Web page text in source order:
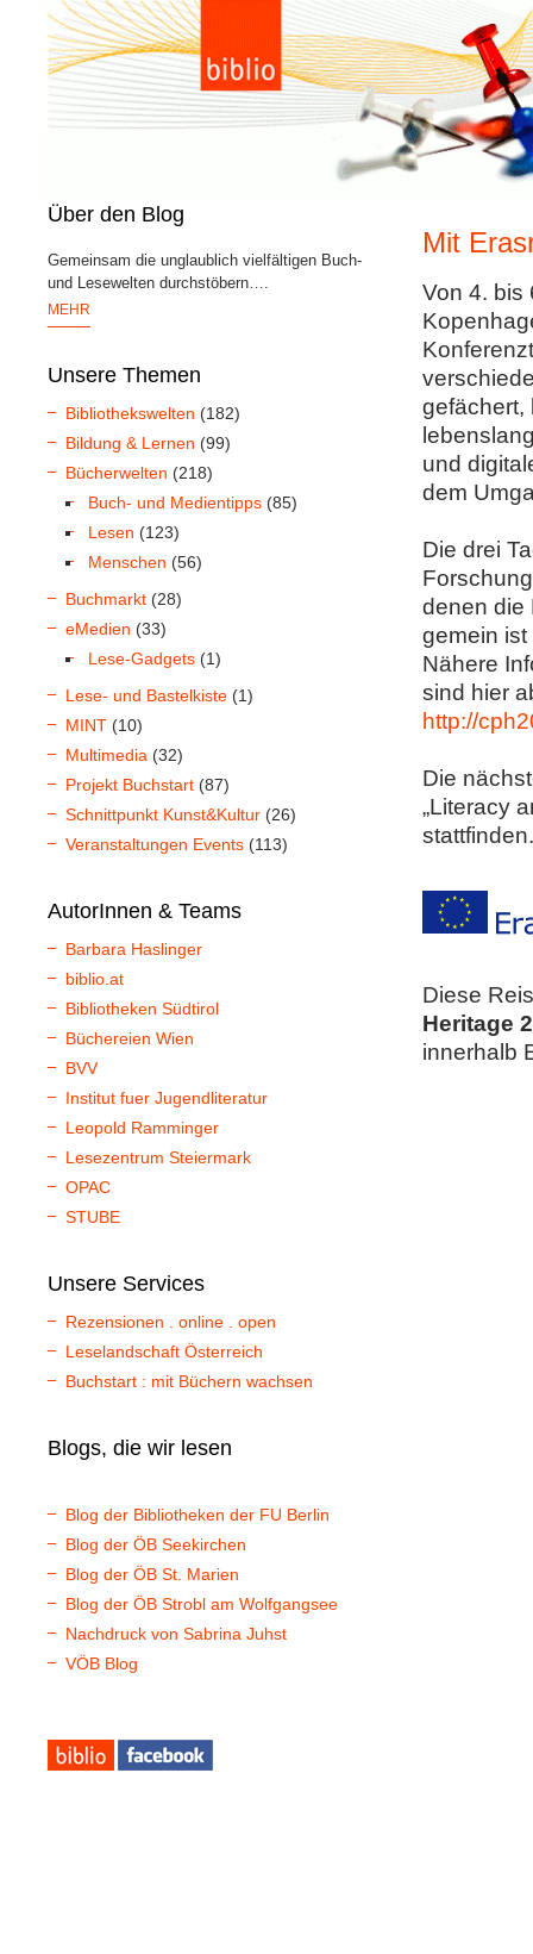
Über den Blog
Gemeinsam die unglaublich vielfältigen Buch-
und Lesewelten durchstöbern….
MEHR
Unsere Themen
Bibliothekswelten (182)
Bildung & Lernen (99)
Bücherwelten (218)
Buch- und Medientipps (85)
Lesen (123)
Menschen (56)
Buchmarkt (28)
eMedien (33)
Lese-Gadgets (1)
Lese- und Bastelkiste (1)
MINT (10)
Multimedia (32)
Projekt Buchstart (87)
Schnittpunkt Kunst&Kultur (26)
Veranstaltungen Events (113)
AutorInnen & Teams
Barbara Haslinger
biblio.at
Bibliotheken Südtirol
Büchereien Wien
BVV
Institut fuer Jugendliteratur
Leopold Ramminger
Lesezentrum Steiermark
OPAC
STUBE
Unsere Services
Rezensionen . online . open
Leselandschaft Österreich
Buchstart : mit Büchern wachsen
Blogs, die wir lesen
Blog der Bibliotheken der FU Berlin
Blog der ÖB Seekirchen
Blog der ÖB St. Marien
Blog der ÖB Strobl am Wolfgangsee
Nachdruck von Sabrina Juhst
VÖB Blog
Mit
Von 4. bis
gefächert,
und
dem
Die drei
denen die
gemein
Nähere
sind hier
http://
Die
„Literacy
stattfinden.
Diese
Heritage
innerhalb